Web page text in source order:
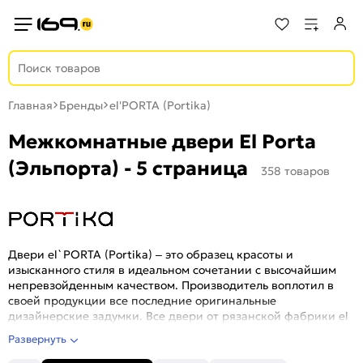
Главная Бренды el'PORTA (Portika)
Межкомнатные двери El Porta
(Эльпорта) - 5 страница
358 товаров
Двери el`PORTA (Portika) – это образец красоты и
изысканного стиля в идеальном сочетании с высочайшим
непревзойденным качеством. Производитель воплотил в
своей продукции все последние оригинальные
дизайнерские задумки. Все двери от рязанской фабрики el
(немецкое и итальянское) оборудовании на базе
Развернуть